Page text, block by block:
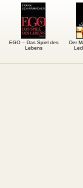
EGO – Das Spiel des
Lebens
Der